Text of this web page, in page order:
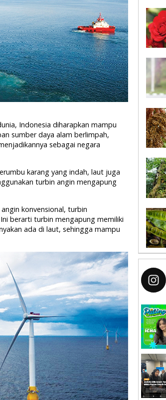
Indonesia diharapkan mampu
sumber daya alam berlimpah,
sebagai negara
karang yang indah, laut juga
turbin angin mengapung
konvensional, turbin
berarti turbin mengapung memiliki
ada di laut, sehingga mampu